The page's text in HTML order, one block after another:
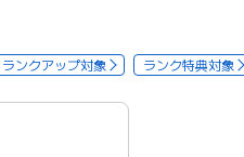
ランクアップ対象 ランク特典対象